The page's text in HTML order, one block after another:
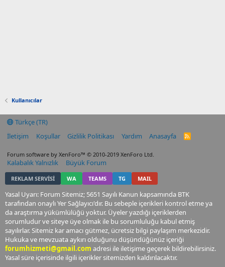
Kullanıcılar
Türkçe (TR)
İletişim
Koşullar Gizlilik Politikası Yardım Anasayfa
R
Forum software by XenForo™ © 2010-2019 XenForo Ltd.
Kalabalık Yalnızlık Büyük Forum
REKLAM SERVİSİ WA TEAMS TG MAIL
Yasal Uyarı: Forum Sitemiz; 5651 Sayılı Kanun kapsamında BTK
tarafından onaylı Yer Sağlayıcı'dır. Bu sebeple içerikleri kontrol etme ya
da araştırma yükümlülüğü yoktur. Üyeler yazdığı içeriklerden
sorumludur ve siteye üye olmak ile bu sorumluluğu kabul etmiş
sayılırlar. Sitemiz kar amacı gütmez, ücretsiz bilgi paylaşım merkezidir.
Hukuka ve mevzuata aykırı olduğunu düşündüğünüz içeriği
forumhizmeti@gmail.com adresi ile iletişime geçerek bildirebilirsiniz.
Yasal süre içerisinde ilgili içerikler sitemizden kaldırılacaktır.